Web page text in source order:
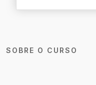
SOBRE O CURSO